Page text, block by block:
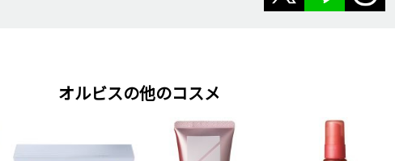
オルビスの他のコスメ